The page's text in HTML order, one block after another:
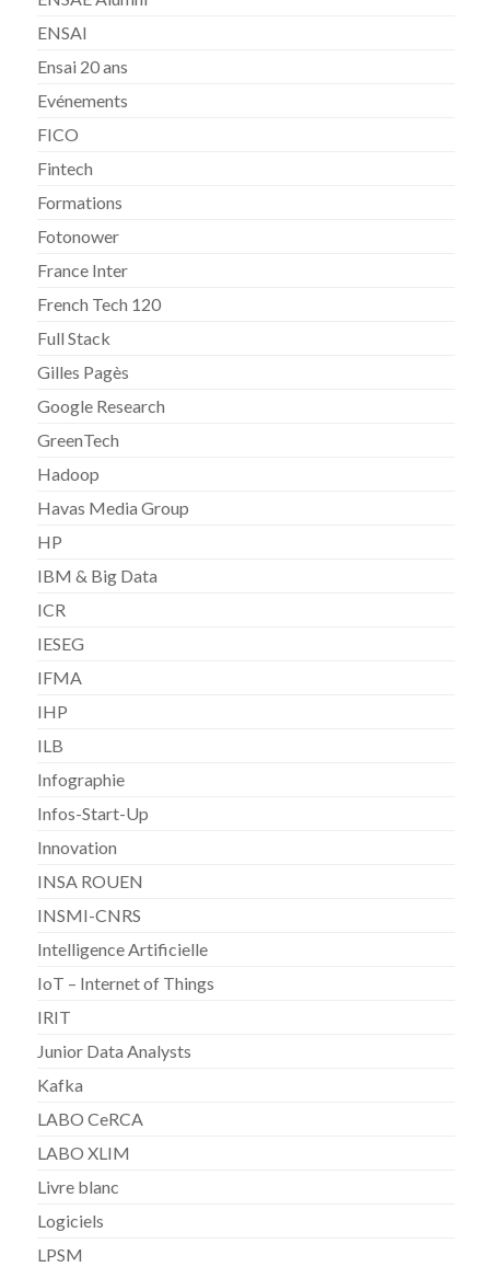
ENSAI
Ensai 20 ans
Evénements
FICO
Fintech
Formations
Fotonower
France Inter
French Tech 120
Full Stack
Gilles Pagès
Google Research
GreenTech
Hadoop
Havas Media Group
HP
IBM & Big Data
ICR
IESEG
IFMA
IHP
ILB
Infographie
Infos-Start-Up
Innovation
INSA ROUEN
INSMI-CNRS
Intelligence Artificielle
IoT – Internet of Things
IRIT
Junior Data Analysts
Kafka
LABO CeRCA
LABO XLIM
Livre blanc
Logiciels
LPSM